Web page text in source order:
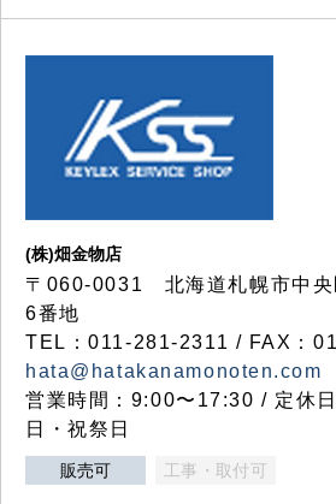
(株)畑金物店
〒060-0031 北海道札幌市中央
6番地
TEL：011-281-2311 / FAX：
hata@hatakanamonoten.com
営業時間：9:00〜17:30 / 定休
日・祝祭日
販売可 工事・取付可